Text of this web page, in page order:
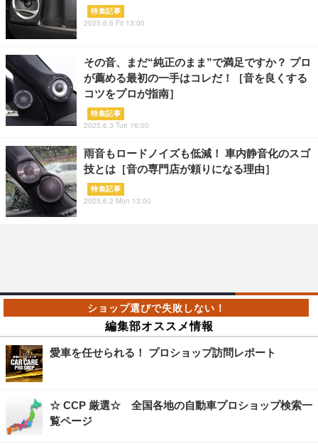
特集記事
2025.6.6 Fri 13:00
その音、まだ“純正のまま”で満足ですか？ プロ
が薦める最初の一手はコレだ！［音を良くする
コツをプロが指南］
特集記事
2025.6.3 Tue 16:00
雨音もロードノイズも低減！ 車内静音化のスゴ
技とは［音の専門店が頼りになる理由］
特集記事
2025.6.2 Mon 13:00
編集部オススメ情報
愛車を任せられる！ プロショップ訪問レポート
☆ CCP 厳選☆ 全国各地の自動車プロショップ検索一
覧ページ